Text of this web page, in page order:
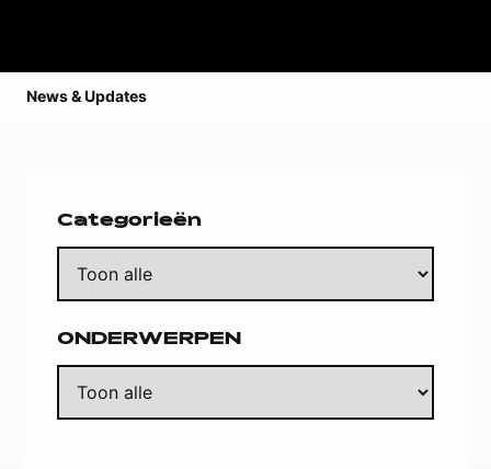
News & Updates
Categorieën
ONDERWERPEN